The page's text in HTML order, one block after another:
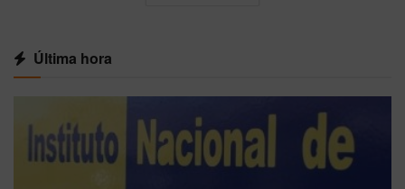
Última hora